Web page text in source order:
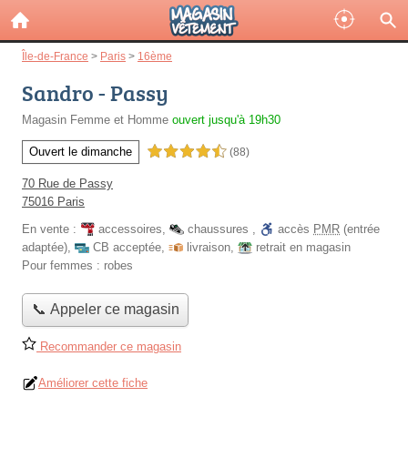
Île-de-France > Paris > 16ème
Sandro - Passy
Magasin Femme et Homme ouvert jusqu'à 19h30
Ouvert le dimanche 4,5 étoiles sur 5 (88)
70 Rue de Passy
75016 Paris
En vente :
accessoires, chaussures , accès PMR (entrée
adaptée), CB acceptée, livraison,
retrait en magasin
Pour femmes : robes
📞 Appeler ce magasin
Recommander ce magasin
Améliorer cette fiche